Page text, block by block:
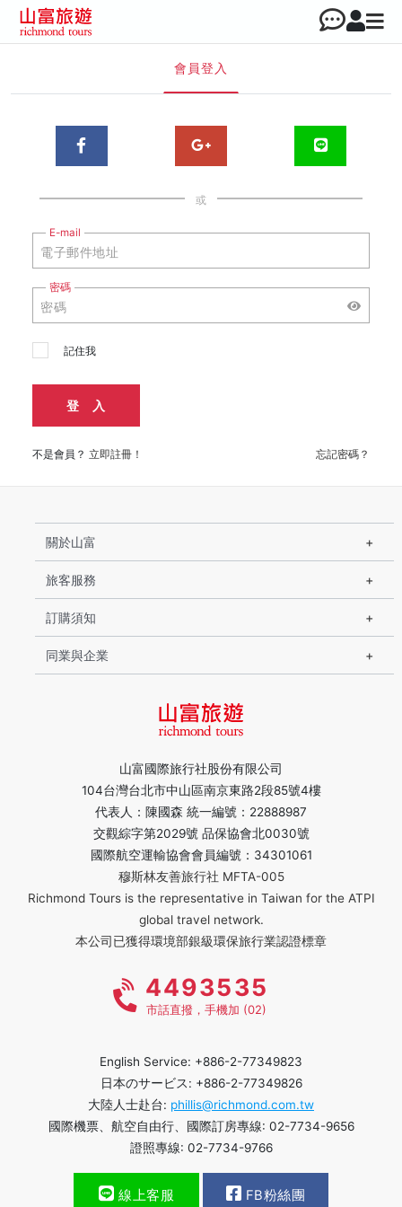
會員登入
或
E-mail
密碼
記住我
登 入
不是會員？ 立即註冊！ 忘記密碼？
山富國際旅行社股份有限公司
104台灣台北市中山區南京東路2段85號4樓
代表人：陳國森 統一編號：22888987
交觀綜字第2029號 品保協會北0030號
國際航空運輸協會會員編號：34301061
穆斯林友善旅行社 MFTA-005
Richmond Tours is the representative in Taiwan for the ATPI
global travel network.
本公司已獲得環境部銀級環保旅行業認證標章
關於山富
旅客服務
訂購須知
同業與企業
4493535
市話直撥，手機加 (02)
English Service: +886-2-77349823
日本のサービス: +886-2-77349826
大陸人士赴台: phillis@richmond.com.tw
國際機票、航空自由行、國際訂房專線: 02-7734-9656
證照專線: 02-7734-9766
線上客服 FB粉絲團